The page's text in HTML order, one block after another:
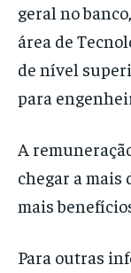
geral no
área de
de nível
para
A
chegar a mais
mais
Para outras